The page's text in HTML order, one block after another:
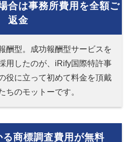
合は事務所費用を全額ご
返金
酬型。成功報酬型サービスを
用したのが、iRify国際特許事
役に立って初めて料金を頂戴
ちのモットーです。
商標調査費用が無料